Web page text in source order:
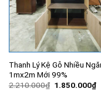
Thanh Lý Kệ Gỗ Nhiều
1mx2m Mới 99%
2.210.000₫ Giá
1.850.000₫